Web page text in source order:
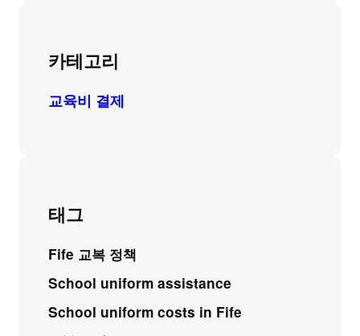
카테고리
교육비 결제
태그
Fife 교복 정책
School uniform assistance
School uniform costs in Fife